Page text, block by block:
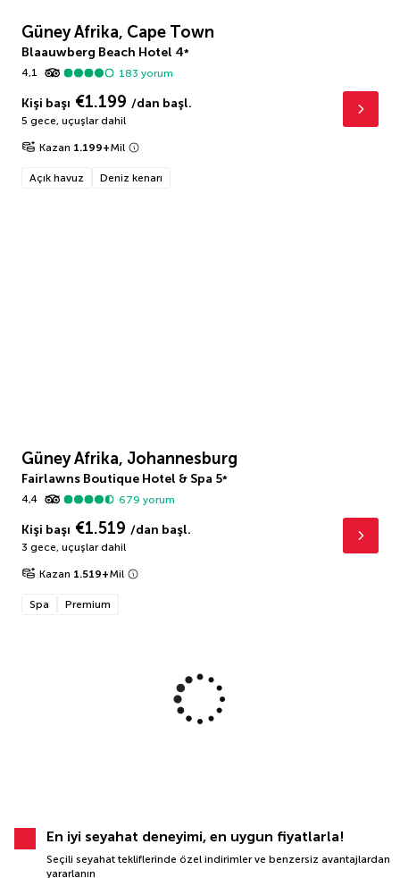
Güney Afrika, Cape Town
Blaauwberg Beach Hotel 4*
4,1
183 yorum
Kişi başı €1.199 /dan başl.
5 gece, uçuşlar dahil
Kazan 1.199+Mil
Açık havuz Deniz kenarı
Güney Afrika, Johannesburg
Fairlawns Boutique Hotel & Spa 5*
4,4
679 yorum
Kişi başı €1.519 /dan başl.
3 gece, uçuşlar dahil
Kazan 1.519+Mil
Spa Premium
En iyi seyahat deneyimi, en uygun fiyatlarla!
Seçili seyahat tekliflerinde özel indirimler ve benzersiz avantajlardan
yararlanın